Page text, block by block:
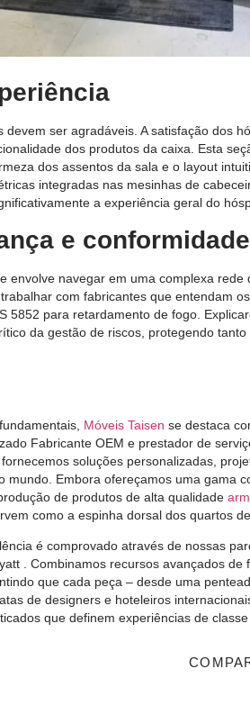
ser agradáveis. A satisfação dos
dos produtos da caixa. Esta
dos assentos da sala e o layout
integradas nas mesinhas de
a experiência geral do
e
envolve navegar em uma complexa
com fabricantes que entendam
5852 para retardamento de fogo.
da gestão de riscos, protegendo
Móveis Taisen se destaca
Fabricante OEM e prestador de
, fornecemos soluções personalizadas,
mundo. Embora ofereçamos uma gama
de produtos de alta qualidade
como a espinha dorsal dos quartos
é comprovado através de nossas
. Combinamos recursos avançados
que cada peça – desde uma
de designers e hoteleiros
que definem experiências de